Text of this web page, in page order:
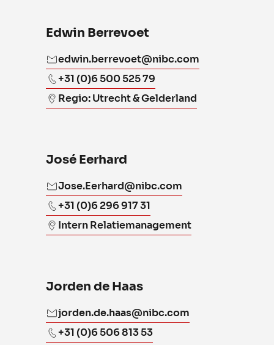
Edwin Berrevoet
edwin.berrevoet@nibc.com
+31 (0)6 500 525 79
Regio: Utrecht & Gelderland
José Eerhard
Jose.Eerhard@nibc.com
+31 (0)6 296 917 31
Intern Relatiemanagement
Jorden de Haas
jorden.de.haas@nibc.com
+31 (0)6 506 813 53